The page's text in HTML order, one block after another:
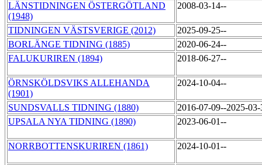
LÄNSTIDNINGEN ÖSTERGÖTLAND
(1948)
2008-03-14--
TIDNINGEN VÄSTSVERIGE (2012)
2025-09-25--
BORLÄNGE TIDNING (1885)
2020-06-24--
FALUKURIREN (1894)
2018-06-27--
ÖRNSKÖLDSVIKS ALLEHANDA
(1901)
2024-10-04--
SUNDSVALLS TIDNING (1880)
2016-07-09--2025-
UPSALA NYA TIDNING (1890)
2023-06-01--
NORRBOTTENSKURIREN (1861) 2024-10-01--